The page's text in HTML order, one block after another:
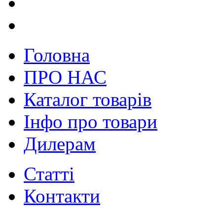
Головна
ПРО НАС
Каталог товарів
Інфо про товари
Дилерам
Статті
Контакти